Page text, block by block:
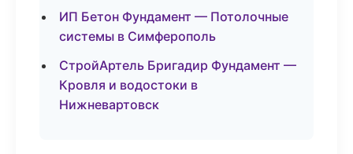
ИП Бетон Фундамент — Потолочные
системы в Симферополь
СтройАртель Бригадир Фундамент —
Кровля и водостоки в
Нижневартовск